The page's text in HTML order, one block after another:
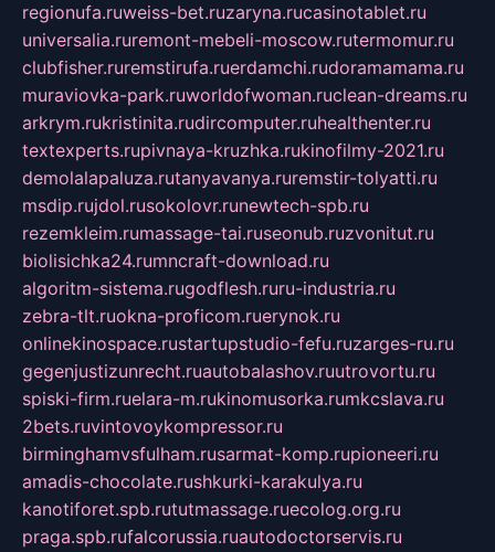
regionufa.ruweiss-bet.ruzaryna.rucasinotablet.ru
universalia.ruremont-mebeli-moscow.rutermomur.ru
clubfisher.ruremstirufa.ruerdamchi.rudoramamama.ru
muraviovka-park.ruworldofwoman.ruclean-dreams.ru
arkrym.rukristinita.rudircomputer.ruhealthenter.ru
textexperts.rupivnaya-kruzhka.rukinofilmy-2021.ru
demolalapaluza.rutanyavanya.ruremstir-tolyatti.ru
msdip.rujdol.rusokolovr.runewtech-spb.ru
rezemkleim.rumassage-tai.ruseonub.ruzvonitut.ru
biolisichka24.rumncraft-download.ru
algoritm-sistema.rugodflesh.ruru-industria.ru
zebra-tlt.ruokna-proficom.ruerynok.ru
onlinekinospace.rustartupstudio-fefu.ruzarges-ru.ru
gegenjustizunrecht.ruautobalashov.ruutrovortu.ru
spiski-firm.ruelara-m.rukinomusorka.rumkcslava.ru
2bets.ruvintovoykompressor.ru
birminghamvsfulham.rusarmat-komp.rupioneeri.ru
amadis-chocolate.rushkurki-karakulya.ru
kanotiforet.spb.rututmassage.ruecolog.org.ru
praga.spb.rufalcorussia.ruautodoctorservis.ru